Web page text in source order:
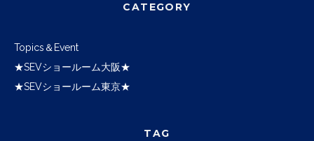
CATEGORY
Topics＆Event
★SEVショールーム大阪★
★SEVショールーム東京★
TAG